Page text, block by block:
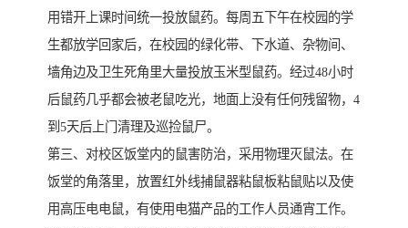
用错开上课时间统一投放鼠药。每周五下午在校园的学
生都放学回家后，在校园的绿化带、下水道、杂物间、
墙角边及卫生死角里大量投放玉米型鼠药。经过48小时
后鼠药几乎都会被老鼠吃光，地面上没有任何残留物，4
到5天后上门清理及巡捡鼠尸。
第三、对校区饭堂内的鼠害防治，采用物理灭鼠法。在
饭堂的角落里，放置红外线捕鼠器粘鼠板粘鼠贴以及使
用高压电电鼠，有使用电猫产品的工作人员通宵工作。